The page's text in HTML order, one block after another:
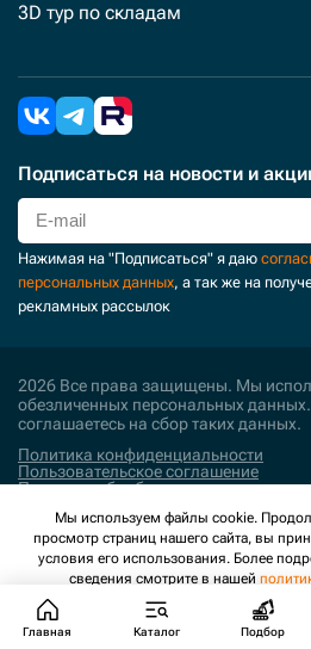
2110-1287A
2110-1317A
2110-1328A
2110-1329A
2110-1330
2110-1330A
2110-1360A
2110-1360S
2110-1366
2110-1376A
2110-1377A
2110-1378A
2110-1394A
2110-1442
3D тур по складам
Подписаться на новости и
Нажимая на "Подписаться" я даю
персональных данных, а так же на
рекламных рассылок
2026 Все права защищены. Мы
обезличенных персональных
соглашаетесь на сбор таких данных.
Политика конфиденциальности
Пользовательское соглашение
Политика обработки персональных
Поддержка и развитие
Главная Каталог Подбор
Мы используем файлы cookie.
просмотр страниц нашего сайта, вы
условия его использования. Более
сведения смотрите в нашей
конфиденциальности.